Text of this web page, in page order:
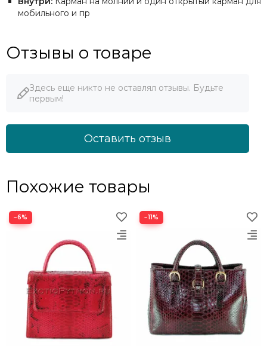
мобильного и пр
Отзывы о товаре
Здесь еще никто не оставлял отзывы. Будьте
первым!
Оставить отзыв
Похожие товары
−6% −11%